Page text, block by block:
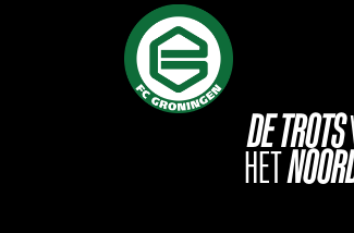
DETROTS
HET